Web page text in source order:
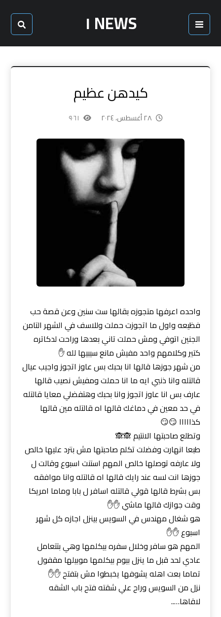
NEWS ١
كيدهن عظيم
٢٨ أغسطس، ٢٠٢٤ ٩٠٦١
واحده اعرفها متجوزه بقالها ست سنين وعن قصة حب
فظيعه واول ما اتجوزت حملت وللاسف في الشهر التامن
الجنين اتوفي ومش حملت تاني بعدها وراحت لدكاتره
كتير وكلامهم واحد مفيش مانع سيبيها لله ✋
من شهر جوزها قالها انا بحبك بس عاوز اتجوز واجيب عيال
قالتله وانا ذنبي ايه ما انا حملت ومفيش نصيب قالها
عارف بس انا عاوز اتجوز وانا بحبك وهتفضلي معايا قالتله
في حد معين في دماغك قالها اه قالتله مين قالها
كذااااا 😏😏
وتطلع صاحبتها الانتيم 🙈🙈
طبعا انهارت وفضلت تكلم صاحبتها مش بترد عليها خالص
ولا عارفه توصلها خالص المهم استنت اسبوع وقالت ل
جوزها انت لسه عند رايك قالها اه قالتله وانا موافقه
بس بشرط قالها قولي قالتله اسافر ل بابا وماما امريكا
وقت جوازك قالها ماشي ✋✋
هو شغال مهندس في السويس بينزل اجازه كل شهر
اسبوع ✋✋
المهم هو سافر وخلال سفره بيكلمها وهي بتتعامل
عادي لحد قبل ما ينزل بيوم بيكلمها موبيلها مقفول
تماما بعت اهله يشوفها يخبطوا مش بتفتح ✋✋
نزل من السويس وراح علي شقته فتح باب الشقه
لاقاها…..